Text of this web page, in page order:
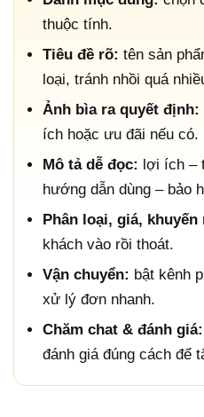
thuộc tính.
Tiêu đề rõ: tên sản
loại, tránh nhồi quá
Ảnh bìa ra quyết định:
ích hoặc ưu đãi nếu có.
Mô tả dễ đọc: lợi ích –
hướng dẫn dùng – bảo
Phân loại, giá, khuyến
khách vào rồi thoát.
Vận chuyển: bật kênh
xử lý đơn nhanh.
Chăm chat & đánh giá:
đánh giá đúng cách để